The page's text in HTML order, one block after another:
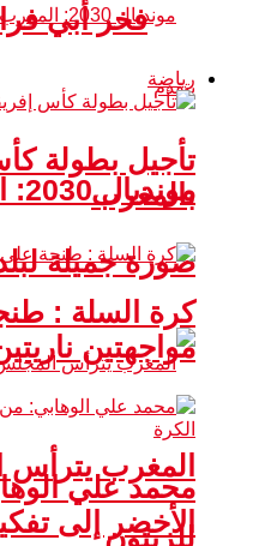
صورة جميلة
المغرب
للزيتون
فخر أبي
رياضة
تأجيل بطولة
بالمغرب
كرة السلة :
مواجهتين
محمد علي
الأخضر إلى